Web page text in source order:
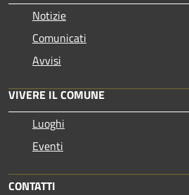
Notizie
Comunicati
Avvisi
VIVERE IL COMUNE
Luoghi
Eventi
CONTATTI